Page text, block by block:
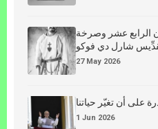
الرابع عشر وصرخة
شارل دي فوكو
27 May 2026
على أن تغيّر حياتنا
1 Jun 2026